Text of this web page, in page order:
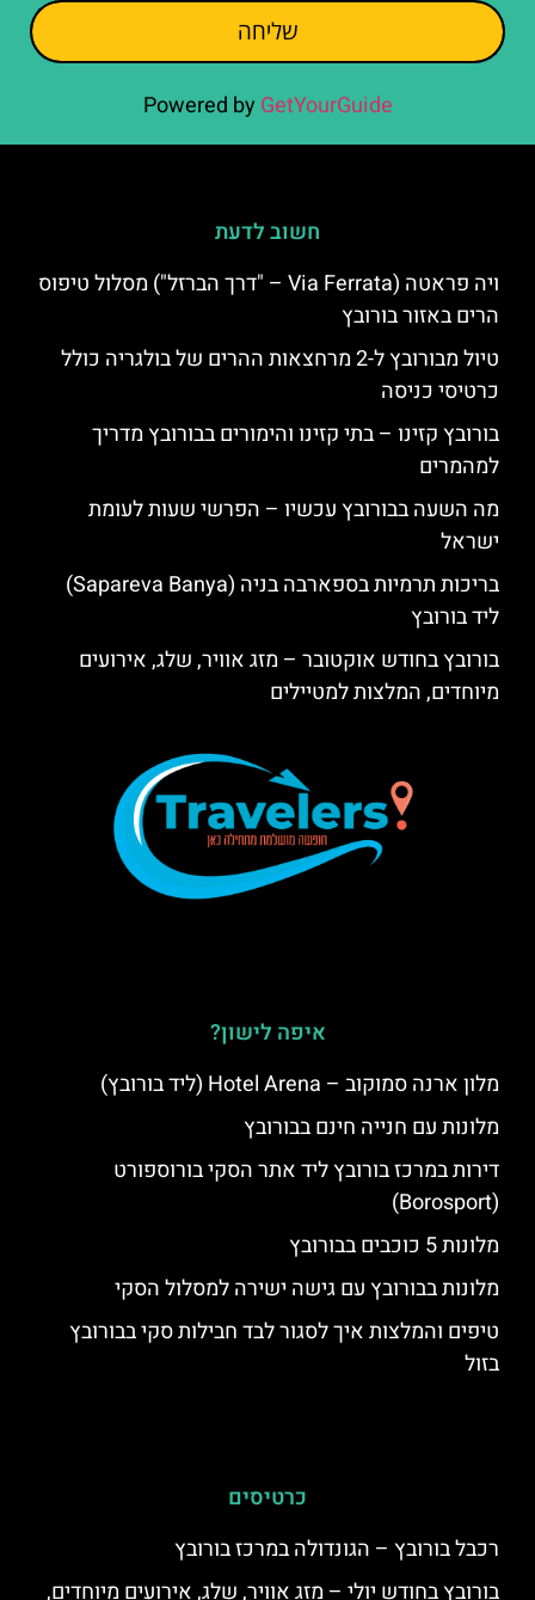
שליחה
Powered by GetYourGuide
חשוב לדעת
ויה פראטה (Via Ferrata – "דרך הברזל") מסלול טיפוס
הרים באזור בורובץ
טיול מבורובץ ל-2 מרחצאות ההרים של בולגריה כולל
כרטיסי כניסה
בורובץ קזינו – בתי קזינו והימורים בבורובץ מדריך
למהמרים
מה השעה בבורובץ עכשיו – הפרשי שעות לעומת
ישראל
בריכות תרמיות בספארבה בניה (Sapareva Banya)
ליד בורובץ
בורובץ בחודש אוקטובר – מזג אוויר, שלג, אירועים
מיוחדים, המלצות למטיילים
איפה לישון?
מלון ארנה סמוקוב – Hotel Arena (ליד בורובץ)
מלונות עם חנייה חינם בבורובץ
דירות במרכז בורובץ ליד אתר הסקי בורוספורט
(Borosport)
מלונות 5 כוכבים בבורובץ
מלונות בבורובץ עם גישה ישירה למסלול הסקי
טיפים והמלצות איך לסגור לבד חבילות סקי בבורובץ
בזול
כרטיסים
רכבל בורובץ – הגונדולה במרכז בורובץ
בורובץ בחודש יולי – מזג אוויר, שלג, אירועים מיוחדים,